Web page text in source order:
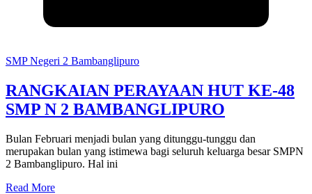
SMP Negeri 2 Bambanglipuro
RANGKAIAN PERAYAAN HUT KE-48
SMP N 2 BAMBANGLIPURO
Bulan Februari menjadi bulan yang ditunggu-tunggu dan
merupakan bulan yang istimewa bagi seluruh keluarga besar SMPN
2 Bambanglipuro. Hal ini
Read More